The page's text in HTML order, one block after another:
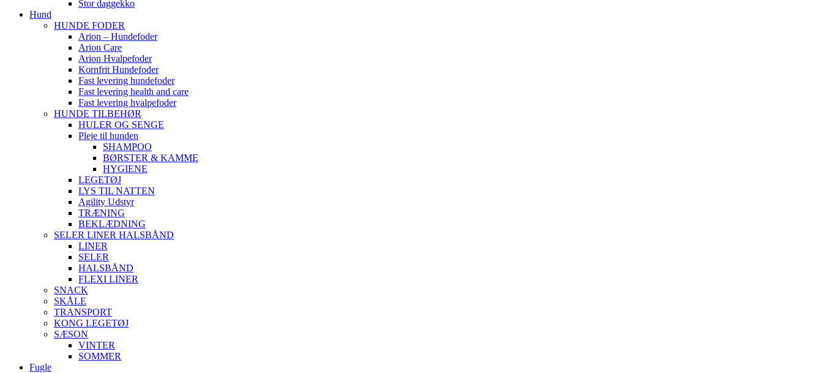
Stor daggekko
Hund
HUNDE FODER
Arion – Hundefoder
Arion Care
Arion Hvalpefoder
Kornfrit Hundefoder
Fast levering hundefoder
Fast levering health and care
Fast levering hvalpefoder
HUNDE TILBEHØR
HULER OG SENGE
Pleje til hunden
SHAMPOO
BØRSTER & KAMME
HYGIENE
LEGETØJ
LYS TIL NATTEN
Agility Udstyr
TRÆNING
BEKLÆDNING
SELER LINER HALSBÅND
LINER
SELER
HALSBÅND
FLEXI LINER
SNACK
SKÅLE
TRANSPORT
KONG LEGETØJ
SÆSON
VINTER
SOMMER
Fugle